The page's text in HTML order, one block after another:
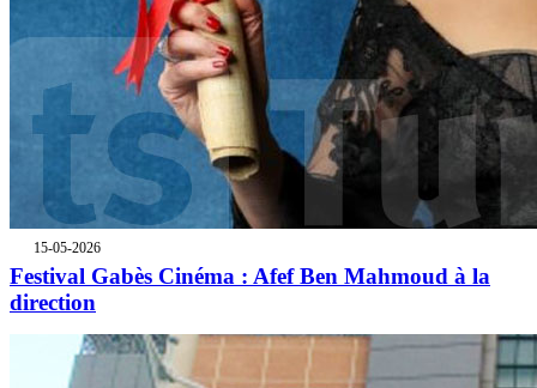
15-05-2026
Festival Gabès Cinéma : Afef Ben Mahmoud à la
direction